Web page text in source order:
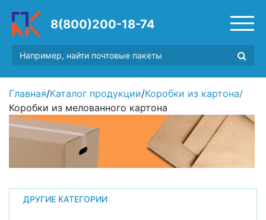
8(800)200-18-74
Главная/Каталог продукции/Коробки из картона/
Коробки из мелованного картона
ДРУГИЕ КАТЕГОРИИ